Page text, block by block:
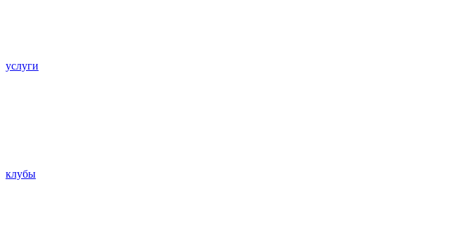
услуги
клубы